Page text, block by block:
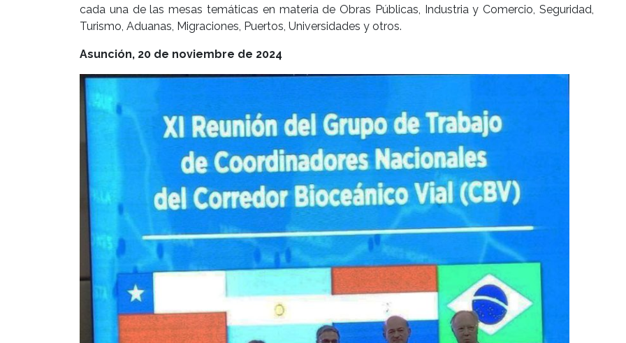
cada una de las mesas temáticas en materia de Obras Públicas, Industria y Comercio, Seguridad,
Turismo, Aduanas, Migraciones, Puertos, Universidades y otros.
Asunción, 20 de noviembre de 2024